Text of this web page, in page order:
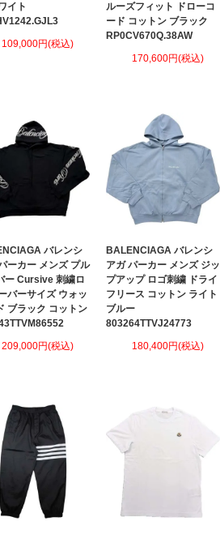
イト
109,000円(税込)
ルーズフィット ドローコ
ード コットン ブラック
RP0CV670Q.38AW
170,600円(税込)
バレンシ
ーカー メンズ プル
ー Cursive 刺繍ロ
バーサイズ ウォッ
ブラック コットン
209,000円(税込)
BALENCIAGA バレンシ
アガ パーカー メンズ ジッ
プアップ ロゴ刺繍 ドライ
フリース コットン ライト
ブルー
803264TTVJ24773
180,400円(税込)